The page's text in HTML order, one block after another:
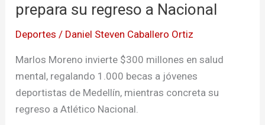
prepara su regreso a Nacional
Deportes / Daniel Steven Caballero Ortiz
Marlos Moreno invierte $300 millones en salud
mental, regalando 1.000 becas a jóvenes
deportistas de Medellín, mientras concreta su
regreso a Atlético Nacional.
en
salud
regreso